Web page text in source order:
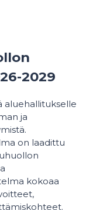
2029
aluehallitukselle
ja
on laadittu
kokoaa